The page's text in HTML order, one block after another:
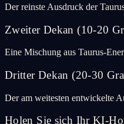
Der reinste Ausdruck der
Zweiter Dekan (10-20
Eine Mischung aus Taurus-
Dritter Dekan (20-30
Der am weitesten entwickelte
Holen Sie sich Ihr KI-